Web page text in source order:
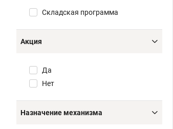
Складская программа
Акция
Да
Нет
Назначение механизма